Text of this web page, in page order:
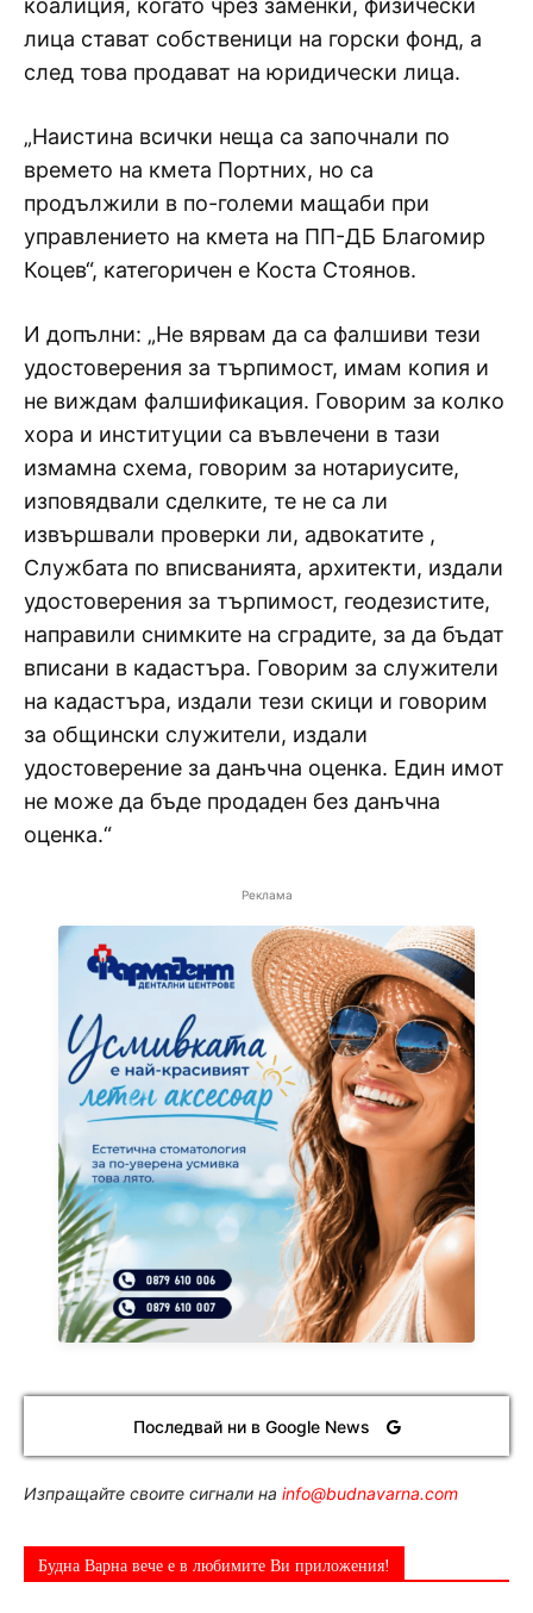
коалиция, когато чрез заменки, физически
лица стават собственици на горски фонд, а
след това продават на юридически лица.
„Наистина всички неща са започнали по
времето на кмета Портних, но са
продължили в по-големи мащаби при
управлението на кмета на ПП-ДБ Благомир
Коцев“, категоричен е Коста Стоянов.
И допълни: „Не вярвам да са фалшиви тези
удостоверения за търпимост, имам копия и
не виждам фалшификация. Говорим за колко
хора и институции са въвлечени в тази
измамна схема, говорим за нотариусите,
изповядвали сделките, те не са ли
извършвали проверки ли, адвокатите ,
Службата по вписванията, архитекти, издали
удостоверения за търпимост, геодезистите,
направили снимките на сградите, за да бъдат
вписани в кадастъра. Говорим за служители
на кадастъра, издали тези скици и говорим
за общински служители, издали
удостоверение за данъчна оценка. Един имот
не може да бъде продаден без данъчна
оценка.“
Реклама
Последвай ни в Google News
Изпращайте своите сигнали на info@budnavarna.com
Будна Варна вече е в любимите Ви приложения!